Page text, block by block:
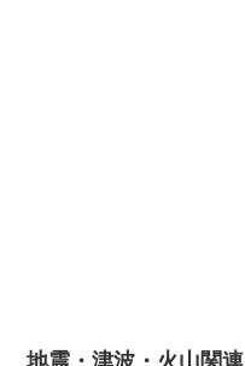
地震・津波・火山関連